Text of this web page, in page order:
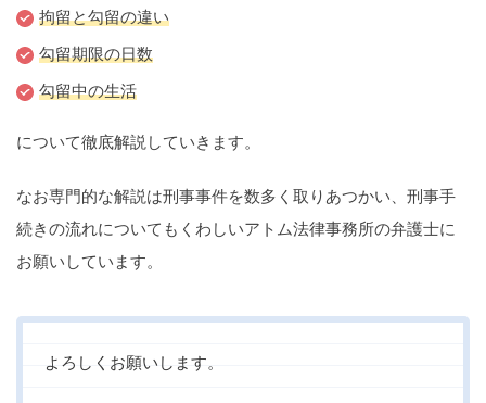
拘留と勾留の違い
勾留期限の日数
勾留中の生活
について徹底解説していきます。
なお専門的な解説は刑事事件を数多く取りあつかい、刑事手
続きの流れについてもくわしいアトム法律事務所の弁護士に
お願いしています。
よろしくお願いします。